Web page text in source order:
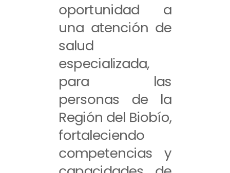
oportunidad a
una atención de
salud
especializada,
para las
personas de la
Región del Biobío,
fortaleciendo
competencias y